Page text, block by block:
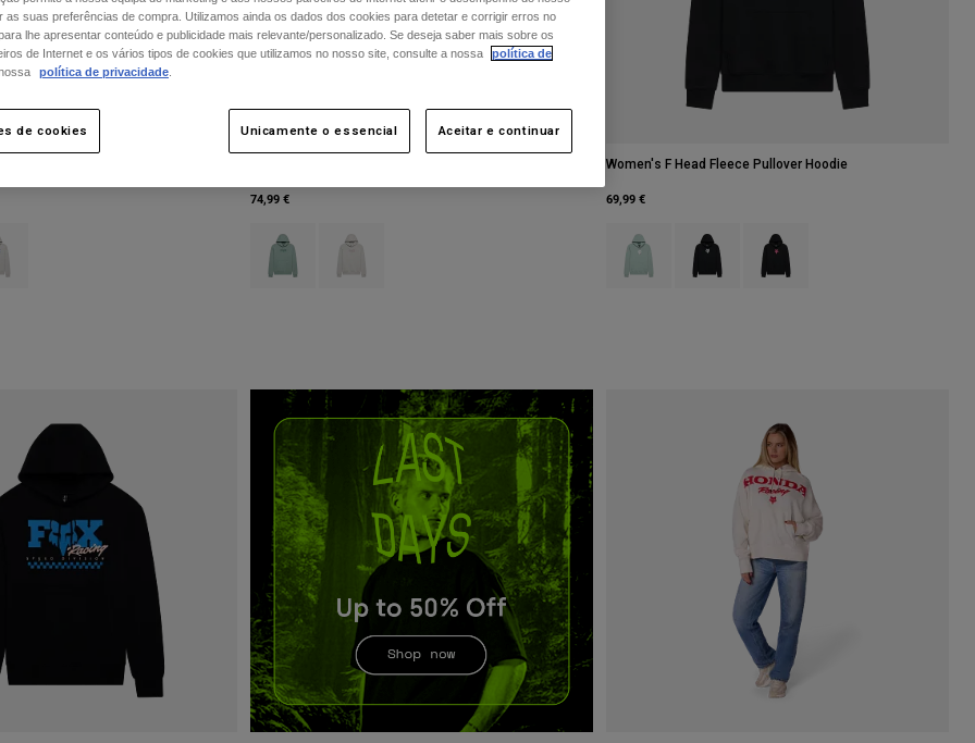
Fleece Pullover Hoodie
of Preto.
swatch type of Cinzento Claro.
74,99 €
Product swatch type of Arctic Blue.
Women's F Head Fleece Pullover Hoodie
69,99 €
Product swatch type of Arctic Blue.
Product swatch type of Preto.
Product swatch type of Preto/
as suas preferências de compra. Utilizamos ainda os dados dos cookies para detetar e corrigir erros no
lhe apresentar conteúdo e publicidade mais relevante/personalizado. Se deseja saber mais sobre os
de Internet e os vários tipos de cookies que utilizamos no nosso site, consulte a nossa
política de
política de privacidade.
de cookies Unicamente o essencial Aceitar e continuar